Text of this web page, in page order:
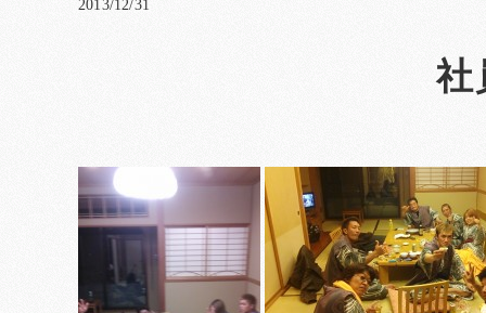
2013/12/31
社